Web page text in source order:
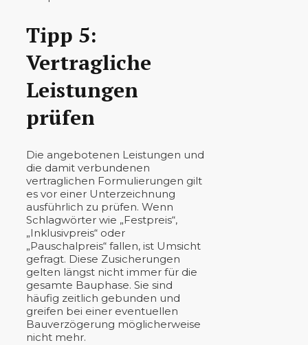
Tipp 5:
Vertragliche
Leistungen
prüfen
Die angebotenen Leistungen und
die damit verbundenen
vertraglichen Formulierungen gilt
es vor einer Unterzeichnung
ausführlich zu prüfen. Wenn
Schlagwörter wie „Festpreis“,
„Inklusivpreis“ oder
„Pauschalpreis“ fallen, ist Umsicht
gefragt. Diese Zusicherungen
gelten längst nicht immer für die
gesamte Bauphase. Sie sind
häufig zeitlich gebunden und
greifen bei einer eventuellen
Bauverzögerung möglicherweise
nicht mehr.